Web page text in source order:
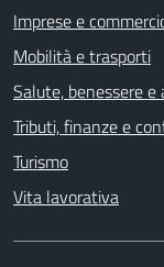
Imprese e
Mobilità e trasporti
Salute, benessere e
Tributi, finanze e
Turismo
Vita lavorativa